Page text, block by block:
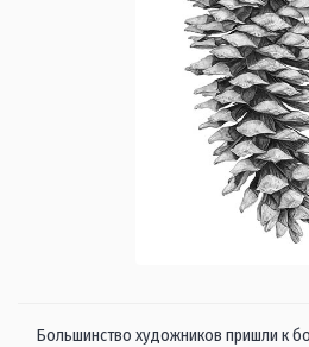
Большинство художников пришли к